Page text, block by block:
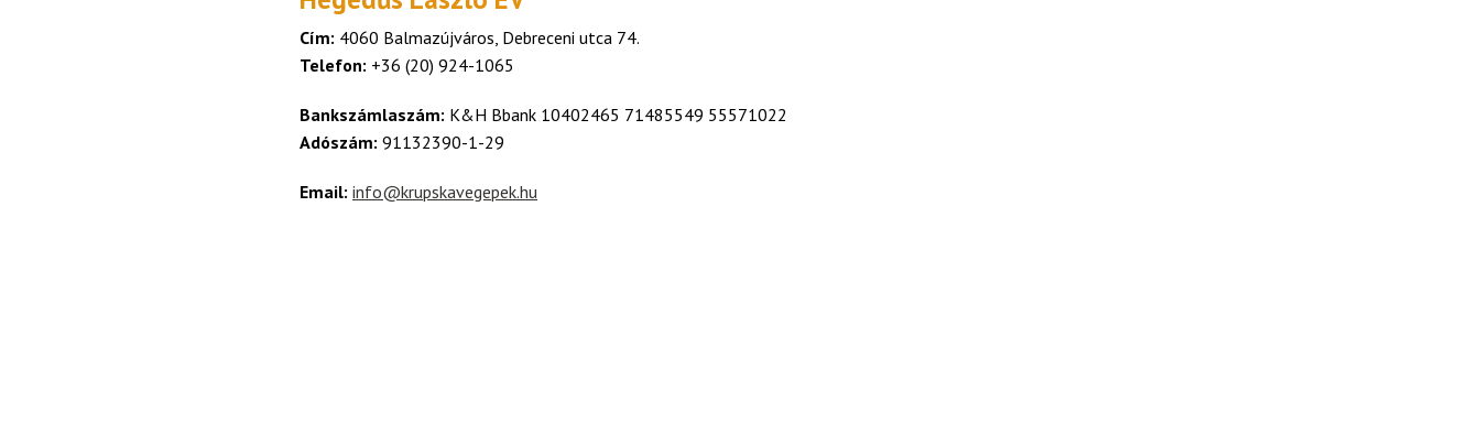
Cím: 4060 Balmazújváros, Debreceni utca 74.
Telefon: +36 (20) 924-1065
Bankszámlaszám: K&H Bbank 10402465 71485549 55571022
Adószám: 91132390-1-29
Email: info@krupskavegepek.hu